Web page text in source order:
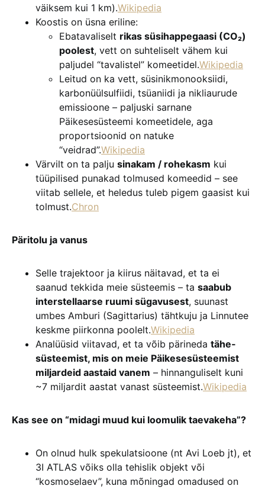
väiksem kui 1 km).Wikipedia
Koostis on üsna eriline:
Ebatavaliselt rikas süsihappegaasi (CO₂)
poolest, vett on suhteliselt vähem kui
paljudel “tavalistel” komeetidel.Wikipedia
Leitud on ka vett, süsinikmonooksiidi,
karbonüülsulfiidi, tsüaniidi ja nikliaurude
emissioone – paljuski sarnane
Päikesesüsteemi komeetidele, aga
proportsioonid on natuke
“veidrad”.Wikipedia
Värvilt on ta palju sinakam / rohekasm kui
tüüpilised punakad tolmused komeedid – see
viitab sellele, et heledus tuleb pigem gaasist kui
tolmust.Chron
Päritolu ja vanus
Selle trajektoor ja kiirus näitavad, et ta ei
saanud tekkida meie süsteemis – ta saabub
interstellaarse ruumi sügavusest, suunast
umbes Amburi (Sagittarius) tähtkuju ja Linnutee
keskme piirkonna poolelt.Wikipedia
Analüüsid viitavad, et ta võib pärineda tähe­
süsteemist, mis on meie Päikesesüsteemist
miljardeid aastaid vanem – hinnanguliselt kuni
~7 miljardit aastat vanast süsteemist.Wikipedia
Kas see on “midagi muud kui loomulik taevakeha”?
On olnud hulk spekulatsioone (nt Avi Loeb jt), et
3I ATLAS võiks olla tehislik objekt või
“kosmoselaev”, kuna mõningad omadused on